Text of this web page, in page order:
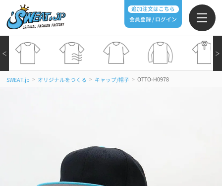
追加注文はこちら
会員登録 / ログイン
＞
＜
SWEAT.jp > オリジナルをつくる > キャップ/帽子 > OTTO-H0978